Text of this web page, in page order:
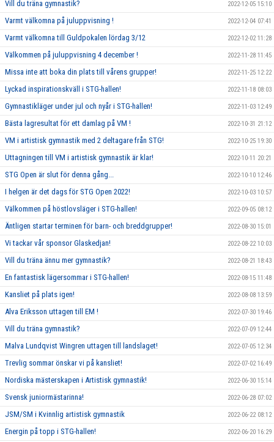
Vill du träna gymnastik? 2022-12-05 15:10
Varmt välkomna på juluppvisning ! 2022-12-04 07:41
Varmt välkomna till Guldpokalen lördag 3/12 2022-12-02 11:28
Välkommen på juluppvisning 4 december ! 2022-11-28 11:45
Missa inte att boka din plats till vårens grupper! 2022-11-25 12:22
Lyckad inspirationskväll i STG-hallen! 2022-11-18 08:03
Gymnastikläger under jul och nyår i STG-hallen! 2022-11-03 12:49
Bästa lagresultat för ett damlag på VM ! 2022-10-31 21:12
VM i artistisk gymnastik med 2 deltagare från STG! 2022-10-25 19:30
Uttagningen till VM i artistisk gymnastik är klar! 2022-10-11 20:21
STG Open är slut för denna gång... 2022-10-10 12:46
I helgen är det dags för STG Open 2022! 2022-10-03 10:57
Välkommen på höstlovsläger i STG-hallen! 2022-09-05 08:12
Äntligen startar terminen för barn- och breddgrupper! 2022-08-30 15:01
Vi tackar vår sponsor Glaskedjan! 2022-08-22 10:03
Vill du träna ännu mer gymnastik? 2022-08-21 18:43
En fantastisk lägersommar i STG-hallen! 2022-08-15 11:48
Kansliet på plats igen! 2022-08-08 13:59
Alva Eriksson uttagen till EM ! 2022-07-30 19:46
Vill du träna gymnastik? 2022-07-09 12:44
Malva Lundqvist Wingren uttagen till landslaget! 2022-07-05 12:34
Trevlig sommar önskar vi på kansliet! 2022-07-02 16:49
Nordiska mästerskapen i Artistisk gymnastik! 2022-06-30 15:14
Svensk juniormästarinna! 2022-06-28 07:02
JSM/SM i Kvinnlig artistisk gymnastik 2022-06-22 08:12
Energin på topp i STG-hallen! 2022-06-20 16:29